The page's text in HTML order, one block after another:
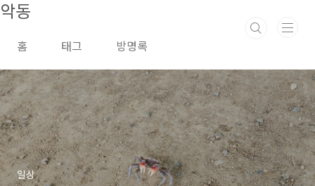
본문 바로가기
악동
홈 태그 방명록
일상